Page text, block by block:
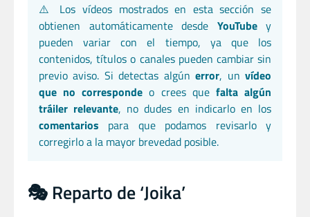
⚠️ Los vídeos mostrados en esta sección se
obtienen automáticamente desde YouTubey
pueden variar con el tiempo, ya que los
contenidos, títulos o canales pueden cambiar sin
previo aviso. Si detectas algúnerror, unvídeo
que no corresponde o crees que falta algún
tráiler relevante, no dudes en indicarlo en los
comentarios para que podamos revisarlo y
corregirlo a la mayor brevedad posible.
🎭 Reparto de ‘Joika’